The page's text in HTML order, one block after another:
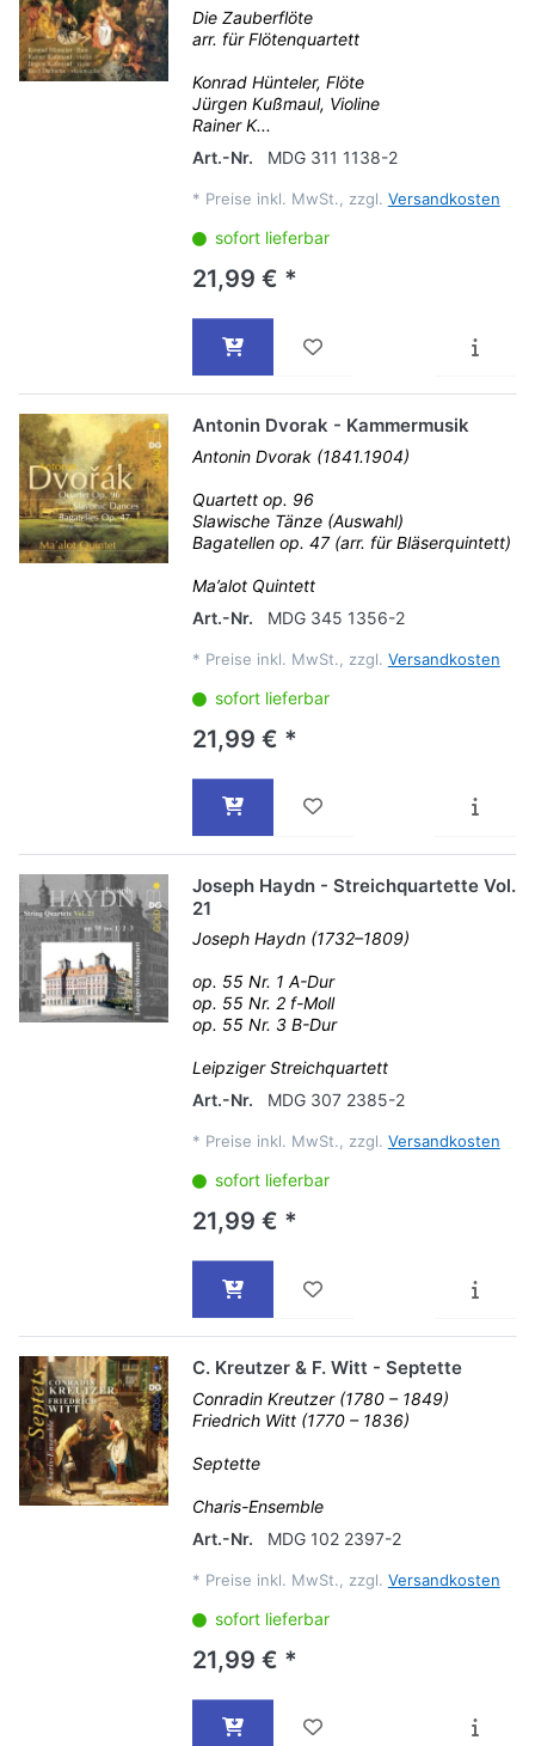
Die Zauberflöte
arr. für Flötenquartett
Konrad Hünteler, Flöte
Jürgen Kußmaul, Violine
Rainer K...
Art.-Nr.
MDG 311 1138-2
* Preise inkl. MwSt., zzgl. Versandkosten
sofort lieferbar
21,99 € *
Antonin Dvorak - Kammermusik
Antonin Dvorak (1841.1904)
Quartett op. 96
Slawische Tänze (Auswahl)
Bagatellen op. 47 (arr. für Bläserquintett)
Ma’alot Quintett
Art.-Nr.
MDG 345 1356-2
* Preise inkl. MwSt., zzgl. Versandkosten
sofort lieferbar
21,99 € *
Joseph Haydn - Streichquartette Vol.
21
Joseph Haydn (1732–1809)
op. 55 Nr. 1 A-Dur
op. 55 Nr. 2 f-Moll
op. 55 Nr. 3 B-Dur
Leipziger Streichquartett
Art.-Nr.
MDG 307 2385-2
* Preise inkl. MwSt., zzgl. Versandkosten
sofort lieferbar
21,99 € *
C. Kreutzer & F. Witt - Septette
Conradin Kreutzer (1780 – 1849)
Friedrich Witt (1770 – 1836)
Septette
Charis-Ensemble
Art.-Nr.
MDG 102 2397-2
* Preise inkl. MwSt., zzgl. Versandkosten
sofort lieferbar
21,99 € *